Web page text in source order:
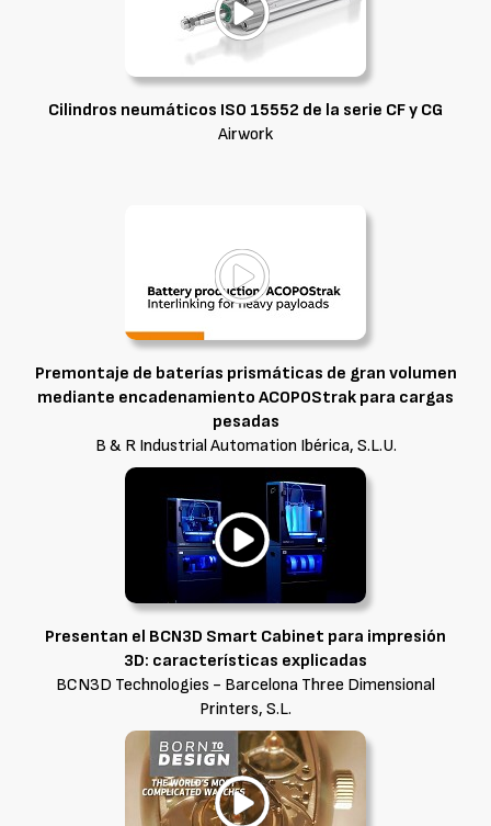
Cilindros neumáticos ISO 15552 de la serie CF y CG
Airwork
Premontaje de baterías prismáticas de gran volumen
mediante encadenamiento ACOPOStrak para cargas
pesadas
B & R Industrial Automation Ibérica, S.L.U.
Presentan el BCN3D Smart Cabinet para impresión
3D: características explicadas
BCN3D Technologies - Barcelona Three Dimensional
Printers, S.L.